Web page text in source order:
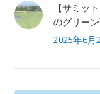
【サミッ
のグリー
2025年6月